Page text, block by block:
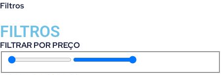
Filtros
FILTROS
FILTRAR POR PREÇO